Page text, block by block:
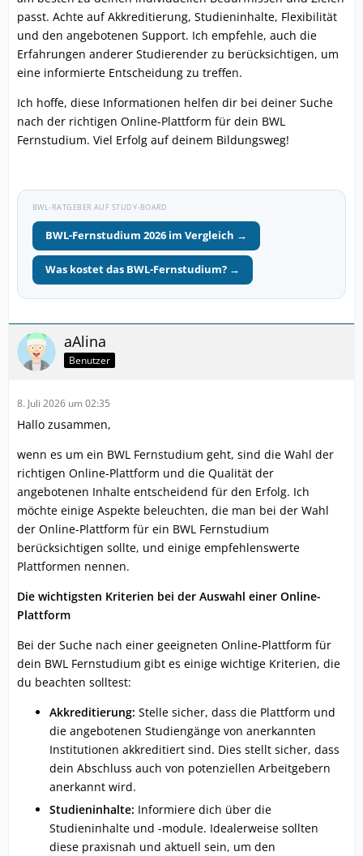
passt. Achte auf Akkreditierung, Studieninhalte, Flexibilität
und den angebotenen Support. Ich empfehle, auch die
Erfahrungen anderer Studierender zu berücksichtigen, um
eine informierte Entscheidung zu treffen.
Ich hoffe, diese Informationen helfen dir bei deiner Suche
nach der richtigen Online-Plattform für dein BWL
Fernstudium. Viel Erfolg auf deinem Bildungsweg!
BWL-RATGEBER AUF STUDY-BOARD
BWL-Fernstudium 2026 im Vergleich →
Was kostet das BWL-Fernstudium? →
aAlina
Benutzer
8. Juli 2026 um 02:35
Hallo zusammen,
wenn es um ein BWL Fernstudium geht, sind die Wahl der
richtigen Online-Plattform und die Qualität der
angebotenen Inhalte entscheidend für den Erfolg. Ich
möchte einige Aspekte beleuchten, die man bei der Wahl
der Online-Plattform für ein BWL Fernstudium
berücksichtigen sollte, und einige empfehlenswerte
Plattformen nennen.
Die wichtigsten Kriterien bei der Auswahl einer Online-
Plattform
Bei der Suche nach einer geeigneten Online-Plattform für
dein BWL Fernstudium gibt es einige wichtige Kriterien, die
du beachten solltest:
Akkreditierung: Stelle sicher, dass die Plattform und
die angebotenen Studiengänge von anerkannten
Institutionen akkreditiert sind. Dies stellt sicher, dass
dein Abschluss auch von potenziellen Arbeitgebern
anerkannt wird.
Studieninhalte: Informiere dich über die
Studieninhalte und -module. Idealerweise sollten
diese praxisnah und aktuell sein, um den